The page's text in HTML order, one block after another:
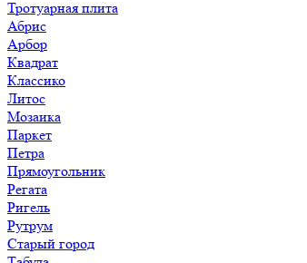
Тротуарная плита
Абрис
Арбор
Квадрат
Классико
Литос
Мозаика
Паркет
Петра
Прямоугольник
Регата
Ригель
Рутрум
Старый город